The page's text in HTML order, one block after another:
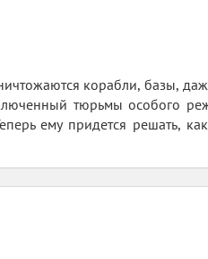
корабли, базы,
тюрьмы особого
ему придется решать, как